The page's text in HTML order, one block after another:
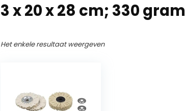
‎3 x 20 x 28 cm; 330 gram
Het enkele resultaat weergeven